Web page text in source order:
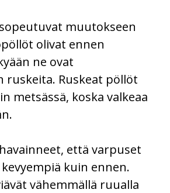
muutokseen
olivat ennen
ne ovat
ruskeita. Ruskeat pöllöt
metsässä, koska valkeaa
että varpuset
kuin ennen.
vähemmällä ruualla